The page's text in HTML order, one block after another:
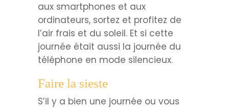
aux smartphones et aux
ordinateurs, sortez et profitez de
l’air frais et du soleil. Et si cette
journée était aussi la journée du
téléphone en mode silencieux.
Faire la sieste
S’il y a bien une journée ou vous